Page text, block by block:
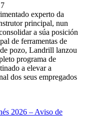
experto da
principal, nun
a súa posición
de ferramentas de
pozo, Landrill lanzou
programa de
a elevar a
dos seus empregados